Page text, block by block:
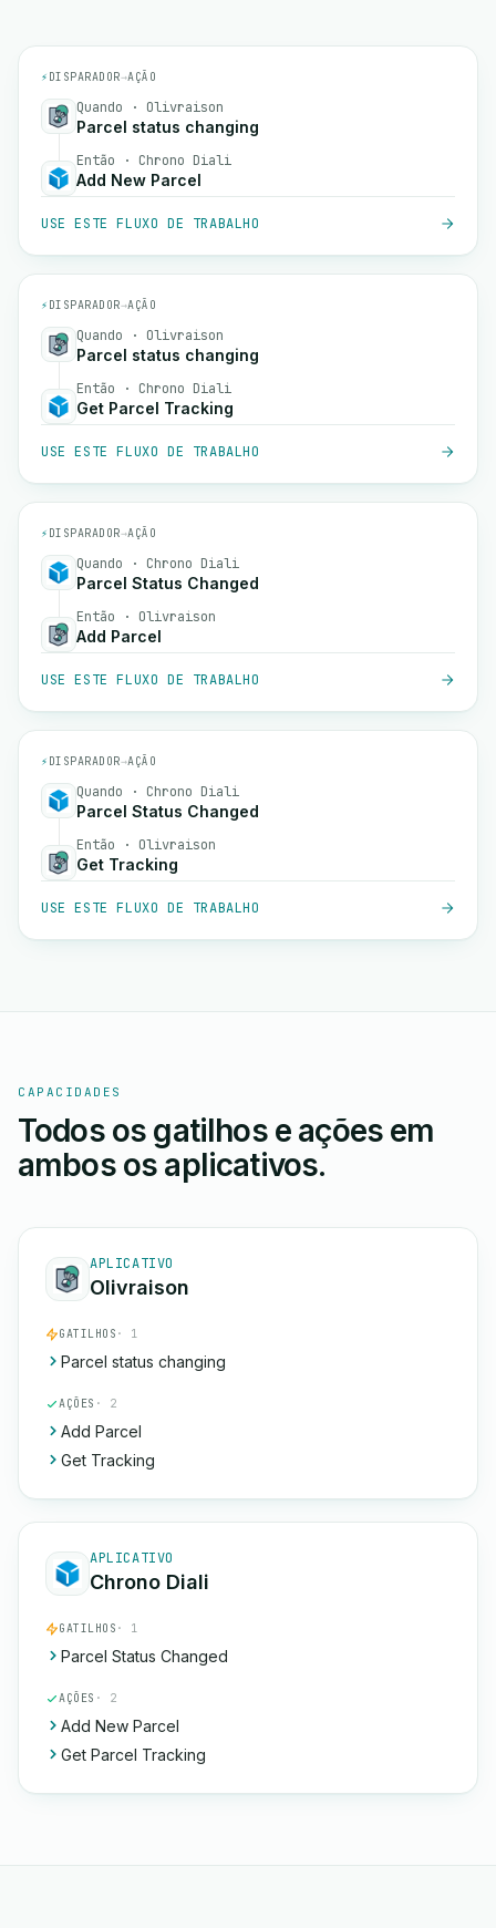
⚡ DISPARADOR→AÇÃO
Quando · Olivraison
Parcel status changing
Então · Chrono Diali
Add New Parcel
USE ESTE FLUXO DE TRABALHO
⚡ DISPARADOR→AÇÃO
Quando · Olivraison
Parcel status changing
Então · Chrono Diali
Get Parcel Tracking
USE ESTE FLUXO DE TRABALHO
⚡ DISPARADOR→AÇÃO
Quando · Chrono Diali
Parcel Status Changed
Então · Olivraison
Add Parcel
USE ESTE FLUXO DE TRABALHO
⚡ DISPARADOR→AÇÃO
Quando · Chrono Diali
Parcel Status Changed
Então · Olivraison
Get Tracking
USE ESTE FLUXO DE TRABALHO
CAPACIDADES
Todos os gatilhos e ações em
ambos os aplicativos.
APLICATIVO
Olivraison
GATILHOS · 1
Parcel status changing
AÇÕES · 2
Add Parcel
Get Tracking
APLICATIVO
Chrono Diali
GATILHOS · 1
Parcel Status Changed
AÇÕES · 2
Add New Parcel
Get Parcel Tracking